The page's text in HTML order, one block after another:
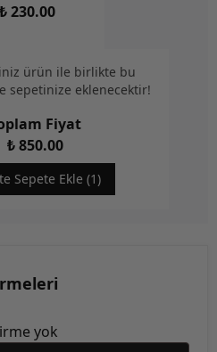
₺ 230.00
ürün ile birlikte bu
sepetinize eklenecektir!
Fiyat
₺ 850.00
Sepete Ekle (1)
yok